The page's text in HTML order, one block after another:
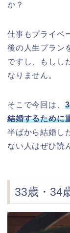
か？
仕事もプライベ
後の人生プラン
ですし、もしし
なりません。
そこで今回は、
結婚するために
半ばから結婚し
ない人はぜひ読
33歳・34